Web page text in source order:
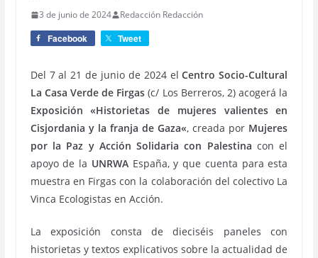
3 de junio de 2024 Redacción Redacción
Facebook Tweet
Del 7 al 21 de junio de 2024 elCentro Socio-Cultural
La Casa Verde de Firgas (c/ Los Berreros, 2) acogerá la
Exposición «Historietas de mujeres valientes en
Cisjordania y la franja de Gaza«, creada por Mujeres
por la Paz y Acción Solidaria con Palestina con el
apoyo de la UNRWAEspaña, y que cuenta para esta
muestra en Firgas con la colaboración del colectivo La
Vinca Ecologistas en Acción.
La exposición consta de dieciséis paneles con
historietas y textos explicativos sobre la actualidad de